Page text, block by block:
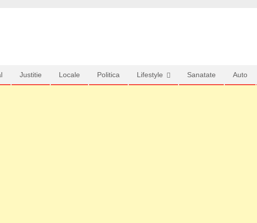
Justitie Locale Politica Lifestyle Sanatate Auto